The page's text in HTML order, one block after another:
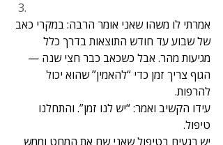
אמרתי לו משהו שאני אומר הרבה: במקרי כאב
של שבוע עד חודש התוצאות בדרך כלל
מגיעות מהר. אבל כשכאב כבר חצי שנה —
הגוף צריך זמן כדי “להאמין” שהוא יכול
להרפות.
עידו הקשיב ואמר: “יש לנו זמן”. והתחלנו
טיפול.
יש רגעים בטיפול שאני שם את המחט וממש